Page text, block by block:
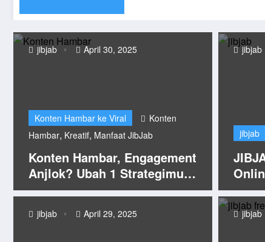
Konten Hambar ke Viral
Konten
Hambar, Kreatif, Manfaat JibJab
Konten Hambar, Engagement
Anjlok? Ubah 1 Strategimu
Sekarang dengan Kreativitas
jibjab April 30, 2025
jibjab April 29, 2025
jibjab
jibjab
jibjab